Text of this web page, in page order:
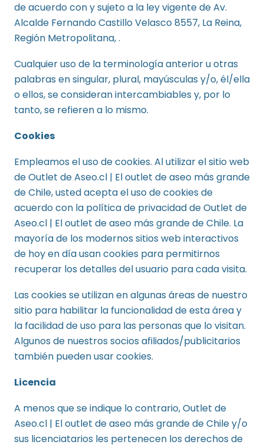
de acuerdo con y sujeto a la ley vigente de Av.
Alcalde Fernando Castillo Velasco 8557, La Reina,
Región Metropolitana, .
Cualquier uso de la terminología anterior u otras
palabras en singular, plural, mayúsculas y/o, él/ella
o ellos, se consideran intercambiables y, por lo
tanto, se refieren a lo mismo.
Cookies
Empleamos el uso de cookies. Al utilizar el sitio web
de Outlet de Aseo.cl | El outlet de aseo más grande
de Chile, usted acepta el uso de cookies de
acuerdo con la política de privacidad de Outlet de
Aseo.cl | El outlet de aseo más grande de Chile. La
mayoría de los modernos sitios web interactivos
de hoy en día usan cookies para permitirnos
recuperar los detalles del usuario para cada visita.
Las cookies se utilizan en algunas áreas de nuestro
sitio para habilitar la funcionalidad de esta área y
la facilidad de uso para las personas que lo visitan.
Algunos de nuestros socios afiliados/publicitarios
también pueden usar cookies.
Licencia
A menos que se indique lo contrario, Outlet de
Aseo.cl | El outlet de aseo más grande de Chile y/o
sus licenciatarios les pertenecen los derechos de